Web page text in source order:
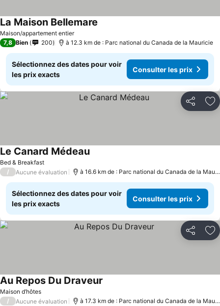
Maison/appartement entier
La Maison Bellemare
7,8 Bien 200 à 12.3 km de : Parc national du Canada de la Mauricie
Sélectionnez des dates pour voir
les prix exacts
Consulter les prix
Partager
Bed & Breakfast
Le Canard Médeau
/ Aucune évaluation à 16.6 km de : Parc national du Canada de la Mauricie
Sélectionnez des dates pour voir
les prix exacts
Consulter les prix
Partager
Maison d’hôtes
Au Repos Du Draveur
/ Aucune évaluation à 17.3 km de : Parc national du Canada de la Mauricie